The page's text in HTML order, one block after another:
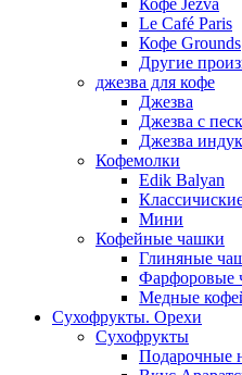
Кофе Jezva
Le Café Paris
Кофе Grounds
Другие
джезва для кофе
Джезва
Джезва с
Джезва
Кофемолки
Edik Balyan
Мини
Кофейные чашки
Глиняные
Фарфоровые
Медные
Сухофрукты. Орехи
Сухофрукты
Подарочные